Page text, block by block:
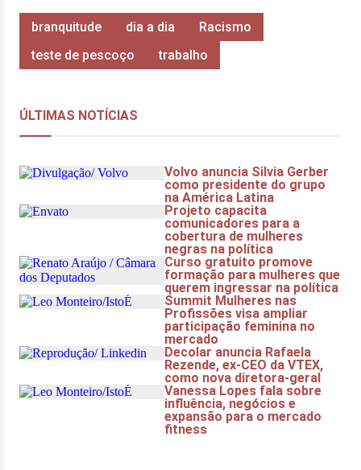
branquitude dia a dia
Racismo
teste de pescoço
trabalho